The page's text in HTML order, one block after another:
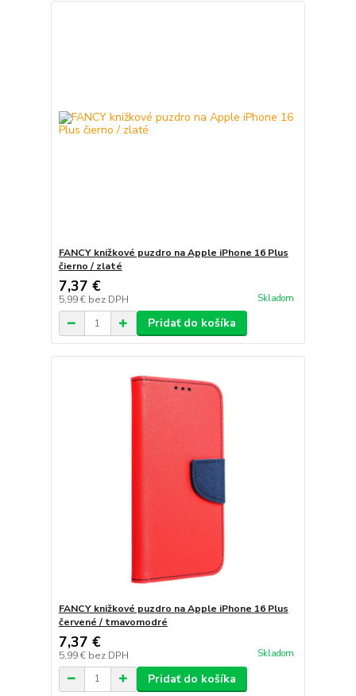
FANCY knižkové puzdro na Apple iPhone 16 Plus
čierno / zlaté
7,37 €
5,99 € bez DPH Skladom
Pridať do košíka
FANCY knižkové puzdro na Apple iPhone 16 Plus
červené / tmavomodré
7,37 €
5,99 € bez DPH Skladom
Pridať do košíka